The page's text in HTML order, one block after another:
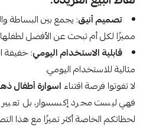
تصميم أنيق: يجمع بين البساطة
مميزًا لكل أم تبحث عن الأفضل
قابلية الاستخدام اليومي: خفيفة
مثالية للاستخدام اليومي.
لا تفوتوا فرصة اقتناء اسوارة أطفال
فهي ليست مجرد إكسسوار، بل تعبير
لحظاتكم الخاصة أكثر تميزًا مع هذا